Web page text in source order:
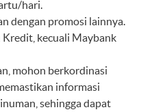
hari.
dengan promosi lainnya.
kecuali Maybank
mohon berkordinasi
informasi
sehingga dapat